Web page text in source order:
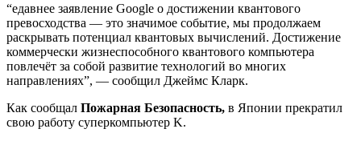
“едавнее заявление Google о достижении квантового
превосходства — это значимое событие, мы продолжаем
раскрывать потенциал квантовых вычислений. Достижение
коммерчески жизнеспособного квантового компьютера
повлечёт за собой развитие технологий во многих
направлениях”, — сообщил Джеймс Кларк.
Как сообщал Пожарная Безопасность, в Японии прекратил
свою работу суперкомпьютер K.